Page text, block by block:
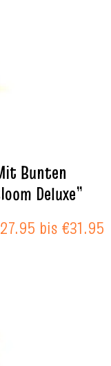
Bunten
Deluxe”
bis €31.95